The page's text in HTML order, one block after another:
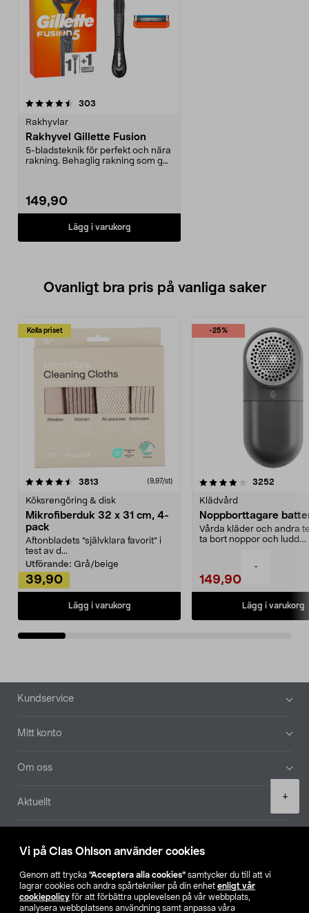
Vi på Clas Ohlson använder cookies
Genom att trycka ”Acceptera alla cookies” samtycker du till att vi
lagrar cookies och andra spårtekniker på din enhet enligt vår
cookiepolicy för att förbättra upplevelsen på vår webbplats,
analysera webbplatsens användning samt anpassa våra
-
+
303
Rakhyvlar
Rakhyvel Gillette Fusion
5-bladsteknik för perfekt och nära
rakning. Behaglig rakning som ger
149,90
Lägg i varukorg
Ovanligt bra pris på vanliga saker
Kolla priset
3813 (9,97/st)
Köksrengöring & disk
Mikrofiberduk 32 x 31 cm, 4-
pack
Aftonbladets "självklara favorit” i
test av d...
Utförande: Grå/beige
39,90
Lägg i varukorg
-25%
4.0av 5 stjärnor 3252
Klädvård
Noppborttagare
Vårda kläder och andra
ta bort noppor och ludd.
149,90
Lägg i varukorg
4.5av 5 stjärnor
Sidfot
Kundservice
Mitt konto
Om oss
Aktuellt
Hitta butik
SE NO FI